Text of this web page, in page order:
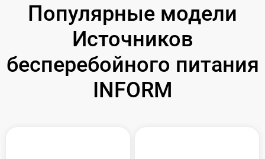
Популярные модели
Источников
бесперебойного питания
INFORM